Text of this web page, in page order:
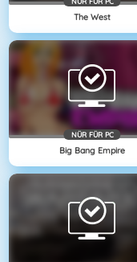
The West
NÜR FÜR PC
Big Bang Empire